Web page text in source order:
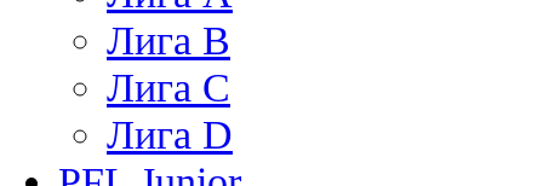
Лига В
Лига С
Лига D